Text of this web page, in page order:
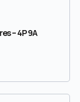
– 4P 9A